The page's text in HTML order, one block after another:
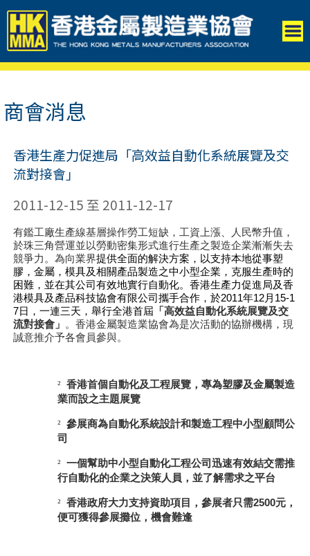
商會消息
香港生產力促進局「高效益自動化系統展覽及交
流對接會」
2011-12-15 至 2011-12-17
有鑑工廠生產線基層操作勞工短缺，工資上漲、人民幣升值，
於珠三角營運並以勞動密集形式進行生產之製造企業漸漸失去
競爭力。為向業界提供全面的解決方案，以支持本地從事塑
膠，金屬，模具及相關產品製造之中小型企業，克服生產時的
困難，並在其公司有效地實行自動化。香港生產力促進局及香
港模具及產品科技協會有限公司攜手合作，於2011年12月15-1
7日，一連三天，舉行全港首屆 「高效益自動化系統展覽及交
流對接會」 。香港金屬製造業協會為是次活動的協辦機構，現
誠意推介予各會員參與。
² 香港首個自動化及工程展覽，專為塑膠及金屬製造
業而設之主題展覽
² 參展商為自動化系統設計和製造工程中小型顧問公
司
² 一個幫助中小型自動化工程公司迅速有效結交需推
行自動化的企業之決策人員，並了解需求之平台
² 香港政府大力支持資助項目，參展者只需2500元，
便可獲得參展攤位，機會難逢